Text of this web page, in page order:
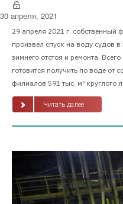
30 апреля, 2021
29 апреля 2021 г.
произвел спуск на воду судов
зимнего отстоя и ремонта.
готовится получить по воде от
филиалов 591 тыс. м³ круглого
Читать далее